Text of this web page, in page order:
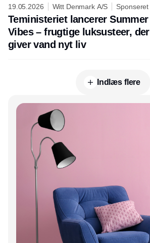
19.05.2026 Witt Denmark A/S Sponseret
Teministeriet lancerer Summer
Vibes – frugtige luksusteer, der
giver vand nyt liv
Indlæs flere